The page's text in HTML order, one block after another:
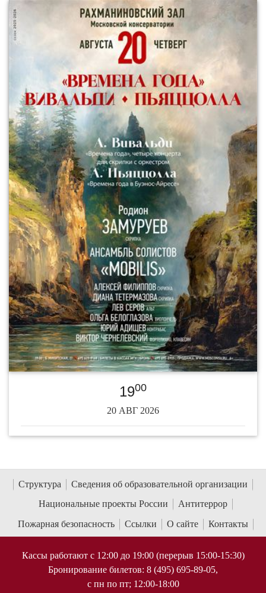
1900
20 АВГ 2026
Структура
Сведения об образовательной организации
Национальные проекты России
Антитеррор
Пожарная безопасность
Ссылки О сайте Контакты
Кассы работают с 12:00 до 19:00 (перерыв 15:00-15:30)
Бронирование билетов: 8 (495) 695-89-05,
с пн по пт; 12:00-18:00